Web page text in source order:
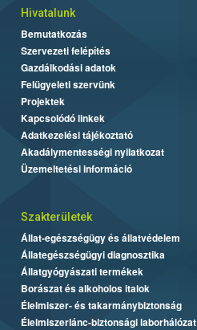
Hivatalunk
Bemutatkozás
Szervezeti felépítés
Gazdálkodási adatok
Felügyeleti szervünk
Projektek
Kapcsolódó linkek
Adatkezelési tájékoztató
Akadálymentességi nyilatkozat
Üzemeltetési információ
Szakterületek
Állat-egészségügy és állatvédelem
Állategészségügyi diagnosztika
Állatgyógyászati termékek
Borászat és alkoholos italok
Élelmiszer- és takarmánybiztonság
Élelmiszerlánc-biztonsági laborhálózat